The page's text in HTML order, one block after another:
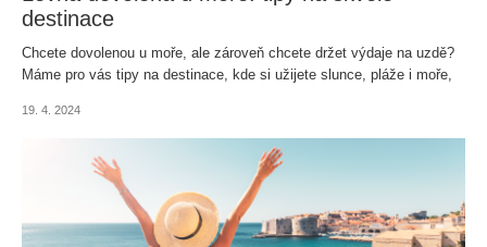
destinace
Chcete dovolenou u moře, ale zároveň chcete držet výdaje na uzdě?
Máme pro vás tipy na destinace, kde si užijete slunce, pláže i moře,
19. 4. 2024